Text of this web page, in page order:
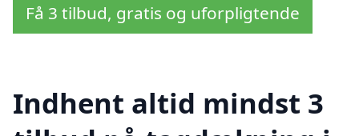
Få 3 tilbud, gratis og uforpligtende
Indhent altid mindst 3